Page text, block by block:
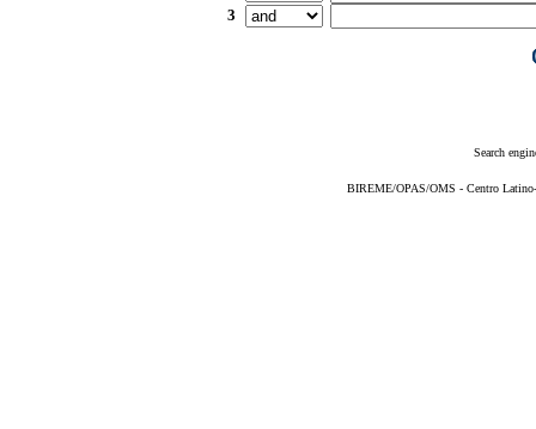
3
Search
BIREME/OPAS/OMS - Centro Latino-